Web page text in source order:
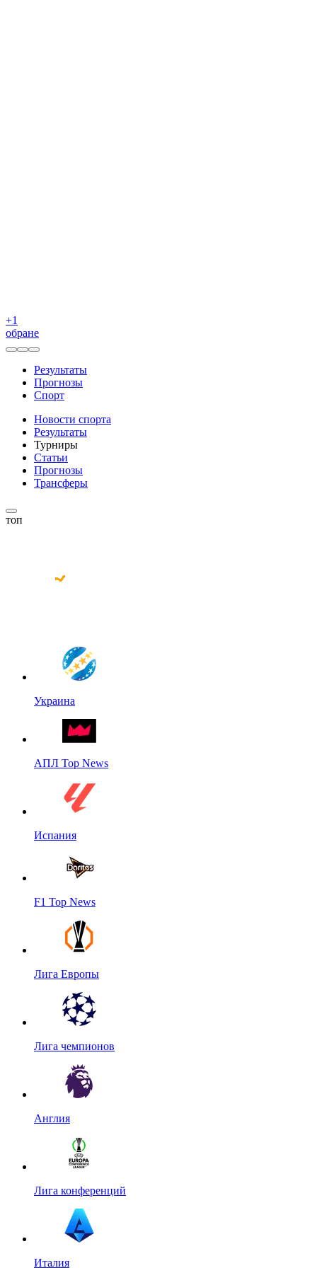
+1
обране
Результаты
Прогнозы
Спорт
Новости спорта
Результаты
Турниры
Статьи
Прогнозы
Трансферы
топ
Украина
АПЛ Top News
Испания
F1 Top News
Лига Европы
Лига чемпионов
Англия
Лига конференций
Италия